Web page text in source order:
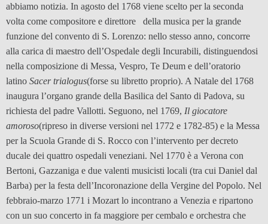
abbiamo notizia. In agosto del 1768 viene scelto per la seconda
volta come compositore e direttore della musica per la grande
funzione del convento di S. Lorenzo: nello stesso anno, concorre
alla carica di maestro dell’Ospedale degli Incurabili, distinguendosi
nella composizione di Messa, Vespro, Te Deum e dell’oratorio
latino Sacer trialogus(forse su libretto proprio). A Natale del 1768
inaugura l’organo grande della Basilica del Santo di Padova, su
richiesta del padre Vallotti. Seguono, nel 1769, Il giocatore
amoroso(ripreso in diverse versioni nel 1772 e 1782-85) e la Messa
per la Scuola Grande di S. Rocco con l’intervento per decreto
ducale dei quattro ospedali veneziani. Nel 1770 è a Verona con
Bertoni, Gazzaniga e due valenti musicisti locali (tra cui Daniel dal
Barba) per la festa dell’Incoronazione della Vergine del Popolo. Nel
febbraio-marzo 1771 i Mozart lo incontrano a Venezia e ripartono
con un suo concerto in fa maggiore per cembalo e orchestra che